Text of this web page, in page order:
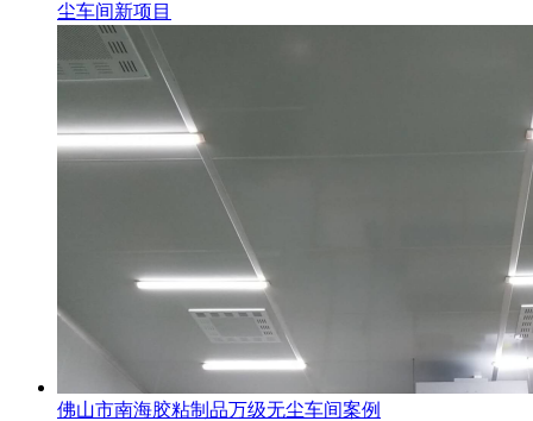
尘车间新项目
佛山市南海胶粘制品万级无尘车间案例